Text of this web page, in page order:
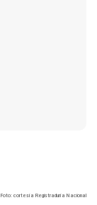
Foto: cortesía Registraduría Nacional